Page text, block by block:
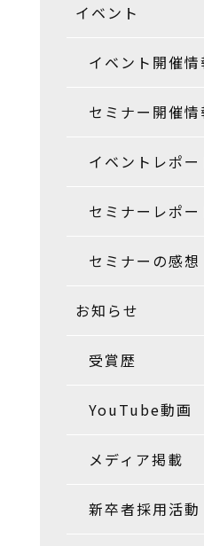
イベント
イベント開催情
セミナー開催情
イベントレポー
セミナーレポー
セミナーの感想
お知らせ
受賞歴
YouTube動画
メディア掲載
新卒者採用活動